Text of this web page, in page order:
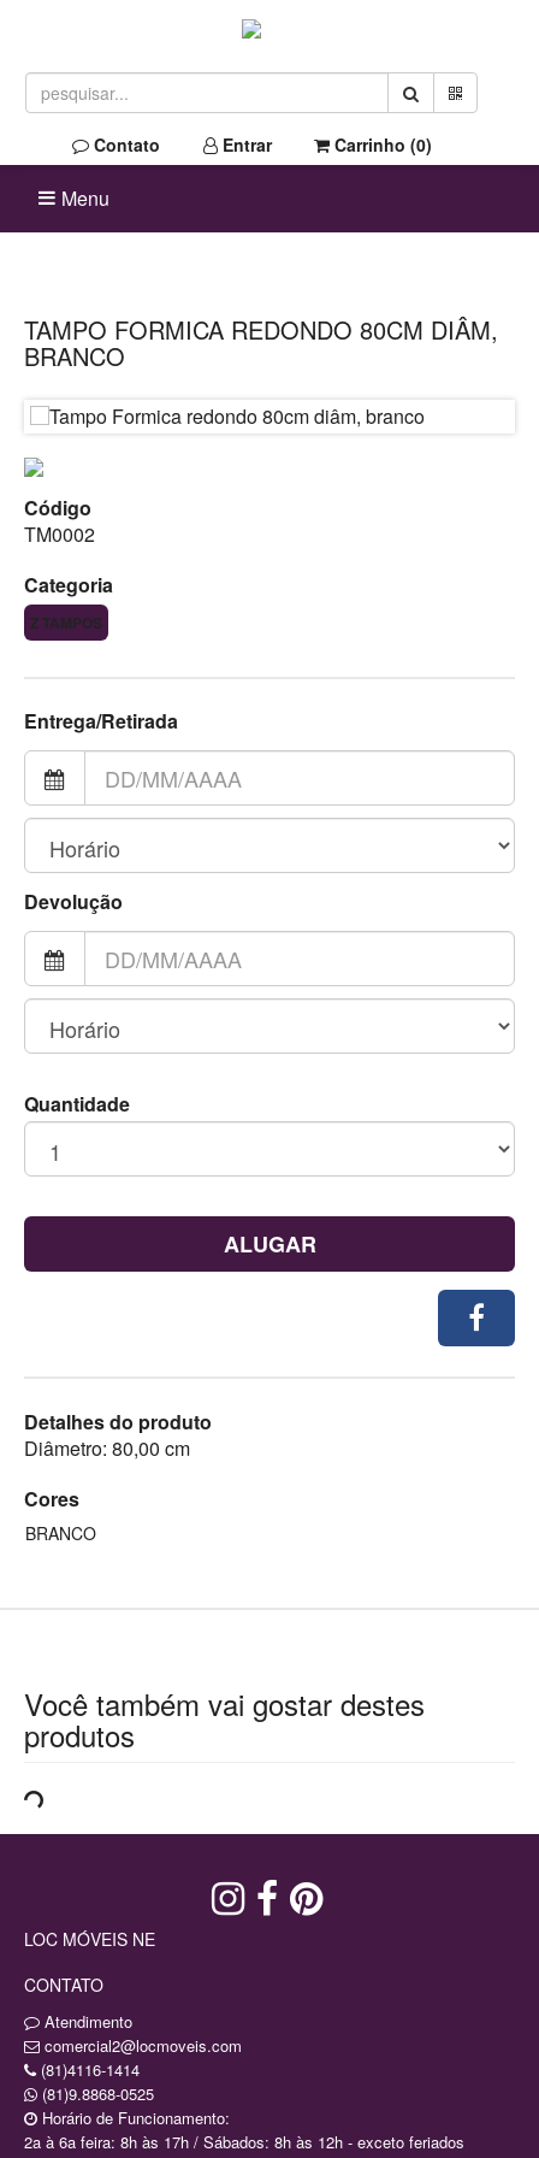
Contato Entrar Carrinho (0)
Menu
TAMPO FORMICA REDONDO 80CM DIÂM,
BRANCO
Código
TM0002
Categoria
Z TAMPOS
Entrega/Retirada
Devolução
Quantidade
ALUGAR
Detalhes do produto
Diâmetro: 80,00 cm
Cores
BRANCO
Você também vai gostar destes
produtos
LOC MÓVEIS NE
CONTATO
Atendimento
comercial2@locmoveis.com
(81)4116-1414
(81)9.8868-0525
Horário de Funcionamento:
2a à 6a feira: 8h às 17h / Sábados: 8h às 12h - exceto feriados